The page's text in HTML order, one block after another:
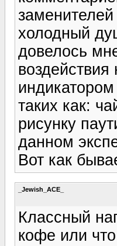
холодный
довелось
таких как:
рисунку
данном
Вот как
_Jewish_ACE_
Классный
кофе или